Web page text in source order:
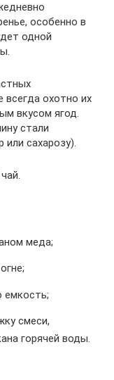
особенно в
одной
всегда охотно их
вкусом ягод.
стали
сахарозу).
меда;
емкость;
смеси,
горячей воды.